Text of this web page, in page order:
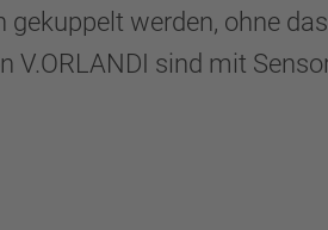
werden, ohne
sind mit